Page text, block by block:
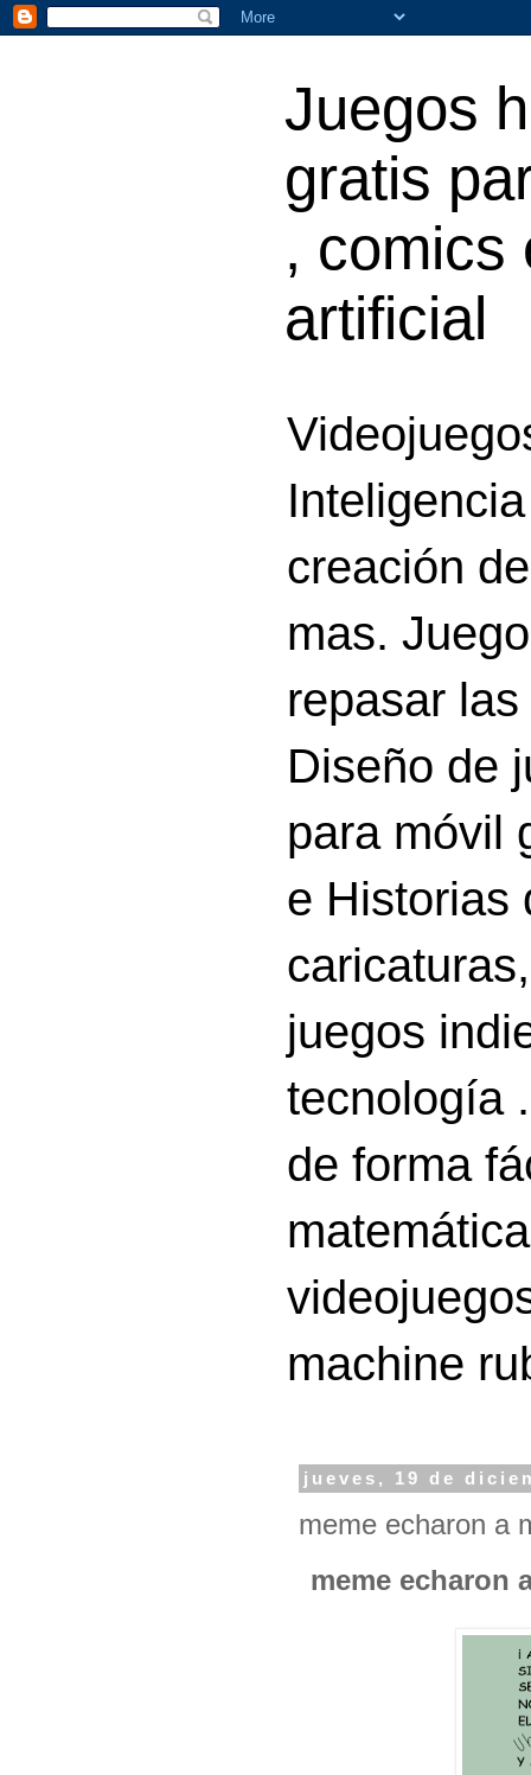
Juegos
gratis
, comics
artificial
creación
mas.
repasar
Diseño de
para móvil
e Historias
juegos
tecnología
de forma
machine
jueves, 19 de
meme echaron a
meme echaron